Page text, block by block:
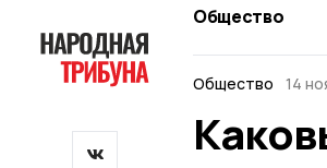
Общество
Общество 14